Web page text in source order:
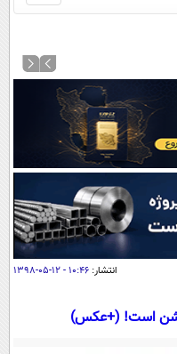
و
کردن
منو
انتشار: ۱۰:۴۶ - ۱۲-۰۵-۱۳۹۸